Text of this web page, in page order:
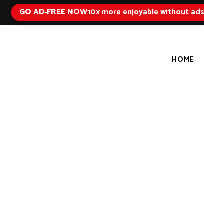
GO AD-FREE NOW10x more enjoyable without ads
HOME